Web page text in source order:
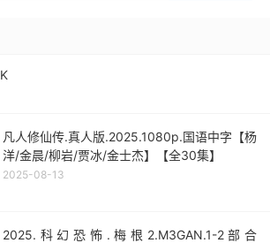
凡人修仙传.真人版.2025.1080p.国语中字【杨
洋/金晨/柳岩/贾冰/金士杰】【全30集】
2025-08-13
2025.科幻恐怖.梅根2.M3GAN.1-2部合